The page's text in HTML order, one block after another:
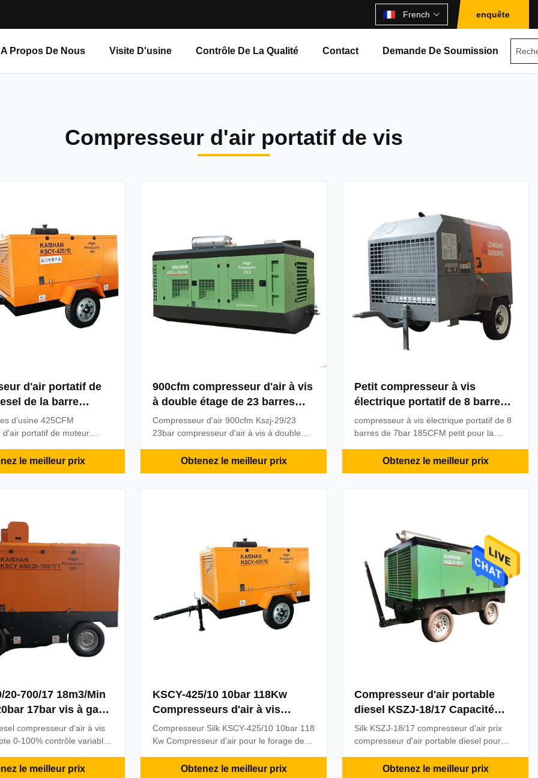
French enquête
A Propos De Nous Visite D'usine Contrôle De La Qualité Contact Demande De Soumission
Compresseur d'air portatif de vis
d'air portatif de
de la barre
pour l'exploitation
d'usine 425CFM
d'air portatif de moteur
Description détaillée du
le meilleur prix
900cfm compresseur d'air à vis
à double étage de 23 barres
pour le forage de puits d'eau
Compresseur d'air 900cfm Kszj-29/23
23bar compresseur d'air à vis à double
compresseurs d'air à vis à moteur diesel
Obtenez le meilleur prix
Petit compresseur à vis
électrique portatif de 8 barres
pour la barre 185CFM de la
carrière 7
compresseur à vis électrique portatif de 8
barres de 7bar 185CFM petit pour la
remorque de 40SCY 7bar 160CFM Cette
Obtenez le meilleur prix
20-700/17 18m3/Min
17bar vis à gaz
Compresseur
à vis
compresseur d'air à vis
0-100% contrôle variable
d'économie.
le meilleur prix
KSCY-425/10 10bar 118Kw
Compresseurs d'air à vis
portables pour le forage de
forage
Compresseur Silk KSCY-425/10 10bar 118
Kw Compresseur d'air pour le forage de
portables (série diesel) sont largement
Obtenez le meilleur prix
Compresseur d'air portable
diesel KSZJ-18/17 Capacité
630CFM
Silk KSZJ-18/17 compresseur d'air prix
compresseur d'air portable diesel pour
Caractéristiques du compresseur d'air
Obtenez le meilleur prix